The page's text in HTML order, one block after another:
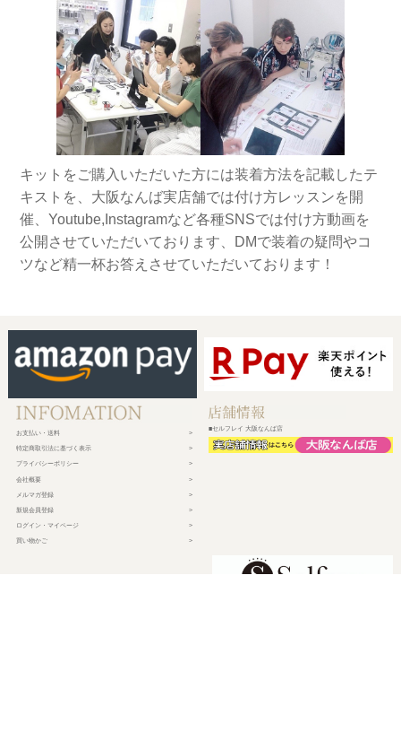
キットをご購入いただいた方には装着方法を記載したテ
キストを、大阪なんば実店舗では付け方レッスンを開
催、Youtube,Instagramなど各種SNSでは付け方動画を
公開させていただいております、DMで装着の疑問やコ
ツなど精一杯お答えさせていただいております！
お支払い・送料
特定商取引法に基づく表示
プライバシーポリシー
会社概要
メルマガ登録
新規会員登録
ログイン・マイページ
買い物かご
■セルフレイ 大阪なんば店